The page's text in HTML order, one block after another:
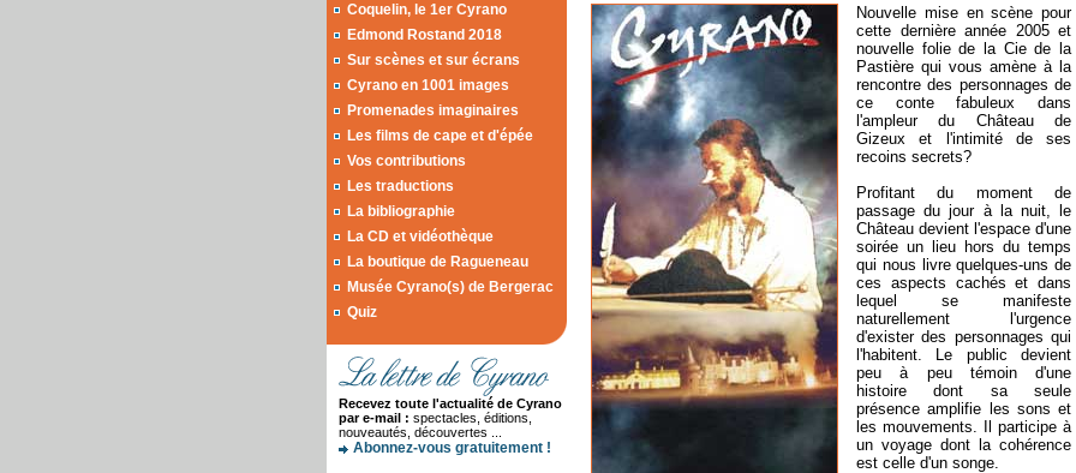
Coquelin, le 1er Cyrano
Edmond Rostand 2018
Sur scènes et sur écrans
Cyrano en 1001 images
Promenades imaginaires
Les films de cape et d'épée
Vos contributions
Les traductions
La bibliographie
La CD et vidéothèque
La boutique de Ragueneau
Musée Cyrano(s) de Bergerac
Quiz
Recevez toute l'actualité de Cyrano
par e-mail : spectacles, éditions,
nouveautés, découvertes ...
Abonnez-vous gratuitement !
Nouvelle mise en scène pour
cette dernière année 2005 et
nouvelle folie de la Cie de la
Pastière qui vous amène à la
rencontre des personnages de
ce conte fabuleux dans
l'ampleur du Château de
Gizeux et l'intimité de ses
recoins secrets?
Profitant du moment de
passage du jour à la nuit, le
Château devient l'espace d'une
soirée un lieu hors du temps
qui nous livre quelques-uns de
ces aspects cachés et dans
lequel se manifeste
naturellement l'urgence
d'exister des personnages qui
l'habitent. Le public devient
peu à peu témoin d'une
histoire dont sa seule
présence amplifie les sons et
les mouvements. Il participe à
un voyage dont la cohérence
est celle d'un songe.